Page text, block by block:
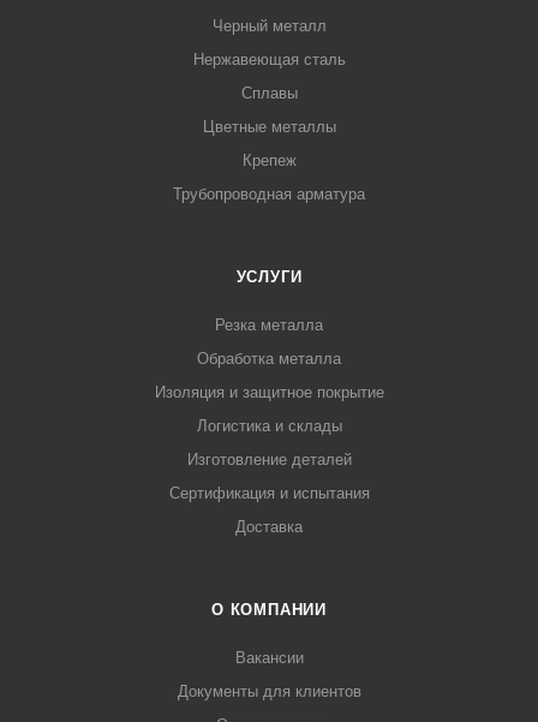
Черный металл
Нержавеющая сталь
Сплавы
Цветные металлы
Крепеж
Трубопроводная арматура
УСЛУГИ
Резка металла
Обработка металла
Изоляция и защитное покрытие
Логистика и склады
Изготовление деталей
Сертификация и испытания
Доставка
О КОМПАНИИ
Вакансии
Документы для клиентов